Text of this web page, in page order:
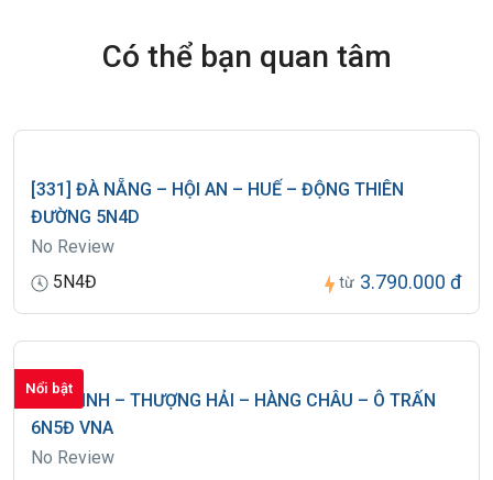
Có thể bạn quan tâm
[331] ĐÀ NẴNG – HỘI AN – HUẾ – ĐỘNG THIÊN
ĐƯỜNG 5N4D
No Review
5N4Đ
từ 3.790.000 đ
Nổi bật
BẮC KINH – THƯỢNG HẢI – HÀNG CHÂU – Ô TRẤN
6N5Đ VNA
No Review